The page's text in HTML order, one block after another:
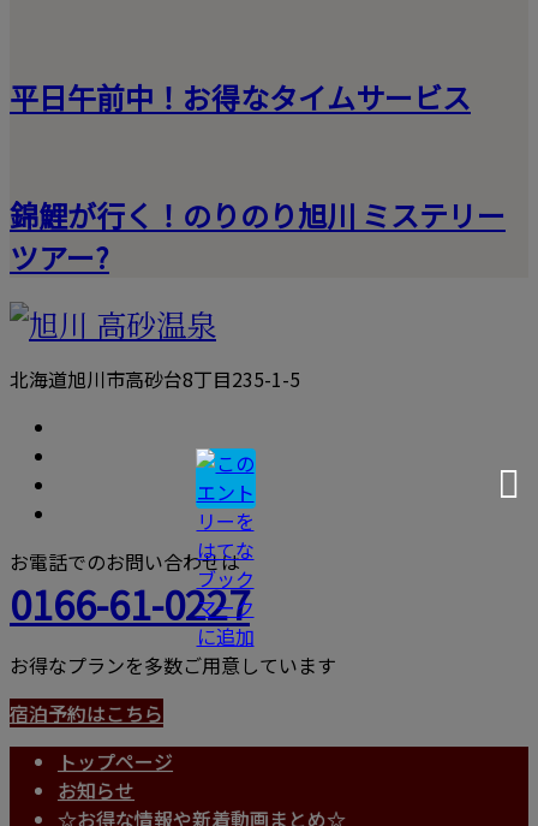
平日午前中！お得なタイムサービス
錦鯉が行く！のりのり旭川 ミステリー
ツアー?
北海道旭川市高砂台8丁目235-1-5
お電話でのお問い合わせは
0166-61-0227
お得なプランを多数ご用意しています
宿泊予約はこちら
トップページ
お知らせ
☆お得な情報や新着動画まとめ☆